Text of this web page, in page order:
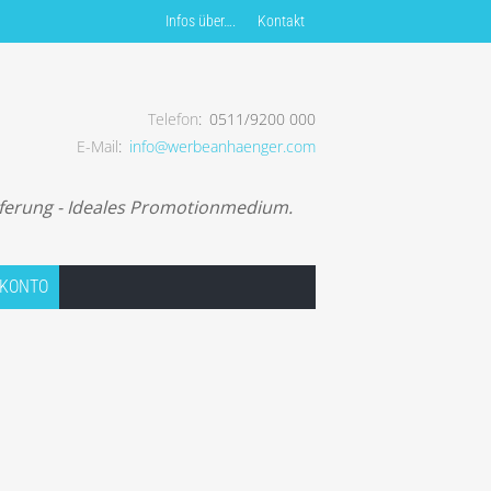
Infos über…. Kontakt
von Werbeanhängern.
Telefon 0511/9200 000
E-Mail
info@werbeanhaenger.com
- Ideales Promotionmedium.